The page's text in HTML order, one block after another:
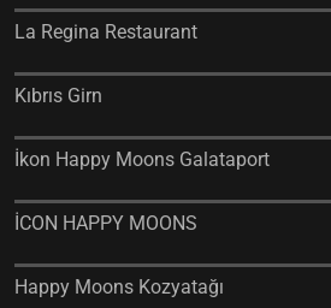
La Regina Restaurant
Kıbrıs Girn
İkon Happy Moons Galataport
İCON HAPPY MOONS
Happy Moons Kozyatağı